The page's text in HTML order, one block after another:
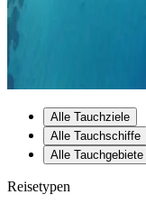
Alle Tauchziele
Alle Tauchschiffe
Alle Tauchgebiete
Reisetypen